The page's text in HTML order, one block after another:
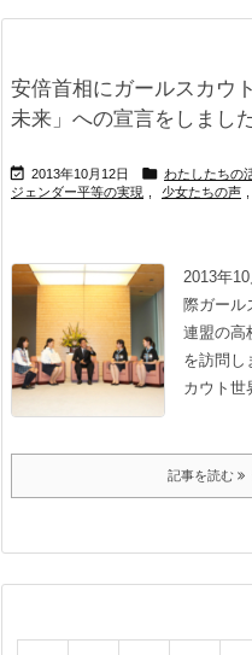
安倍首相にガールスカウ
未来」への宣言をしまし
 2013年10月12日  わたしたちの
ジェンダー平等の実現
少女たちの声
2013年
際ガール
連盟の高
を訪問し
カウト世
記事を読む